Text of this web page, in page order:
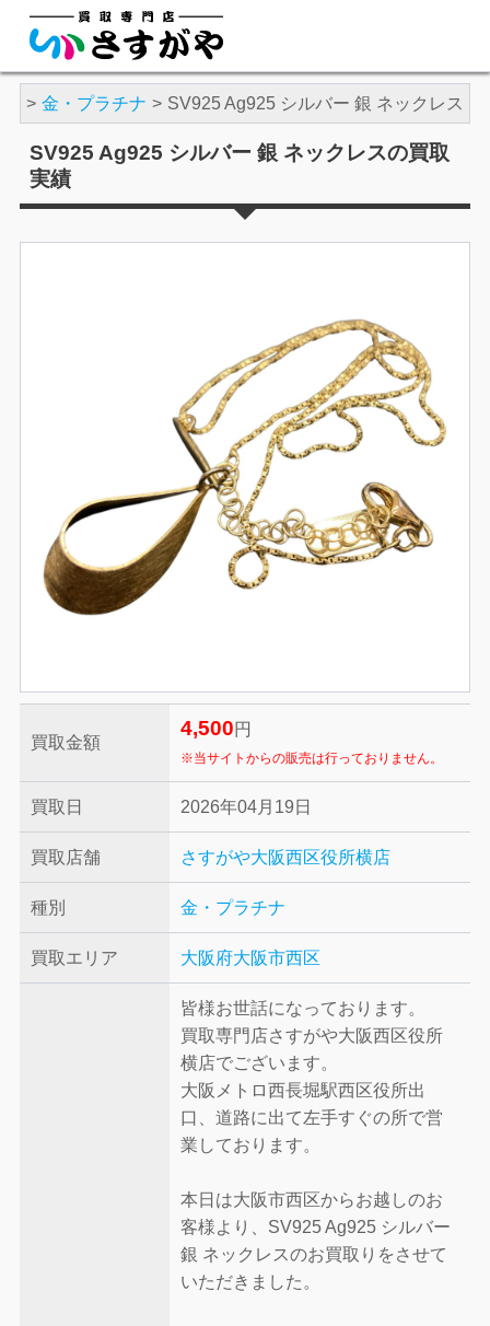
金・プラチナ SV925 Ag925 シルバー 銀 ネックレス
SV925 Ag925 シルバー 銀 ネックレスの買取
実績
買取金額
4,500 円
※当サイトからの販売は行っておりません。
買取日 2026年04月19日
買取店舗 さすがや大阪西区役所横店
種別 金・プラチナ
買取エリア 大阪府大阪市西区
皆様お世話になっております。
買取専門店さすがや大阪西区役所
横店でございます。
大阪メトロ西長堀駅西区役所出
口、道路に出て左手すぐの所で営
業しております。
本日は大阪市西区からお越しのお
客様より、SV925 Ag925 シルバー
銀 ネックレスのお買取りをさせて
いただきました。